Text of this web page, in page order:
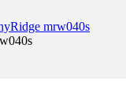
mrw040s